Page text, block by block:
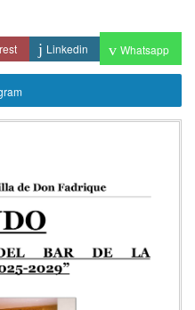
Linkedin Whatsapp